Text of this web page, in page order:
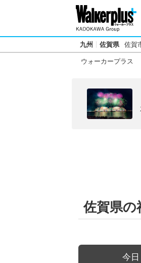
九州 佐賀県 佐賀
ウォーカープラス
佐賀県の
今日